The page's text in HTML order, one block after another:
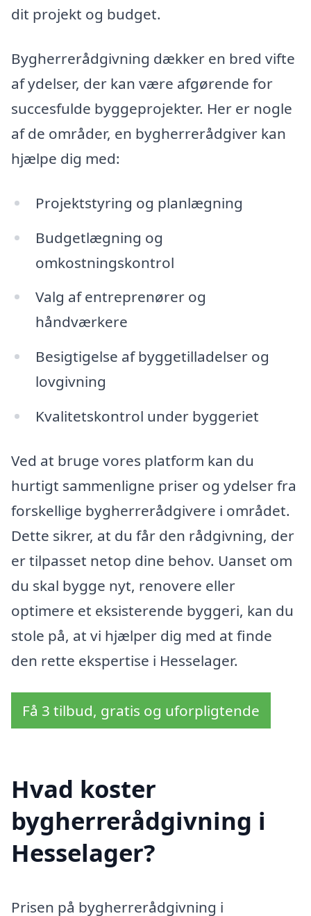
dit projekt og budget.
Bygherrerådgivning dækker en bred vifte
af ydelser, der kan være afgørende for
succesfulde byggeprojekter. Her er nogle
af de områder, en bygherrerådgiver kan
hjælpe dig med:
Projektstyring og planlægning
Budgetlægning og
omkostningskontrol
Valg af entreprenører og
håndværkere
Besigtigelse af byggetilladelser og
lovgivning
Kvalitetskontrol under byggeriet
Ved at bruge vores platform kan du
hurtigt sammenligne priser og ydelser fra
forskellige bygherrerådgivere i området.
Dette sikrer, at du får den rådgivning, der
er tilpasset netop dine behov. Uanset om
du skal bygge nyt, renovere eller
optimere et eksisterende byggeri, kan du
stole på, at vi hjælper dig med at finde
den rette ekspertise i Hesselager.
Få 3 tilbud, gratis og uforpligtende
Hvad koster
bygherrerådgivning i
Hesselager?
Prisen på bygherrerådgivning i